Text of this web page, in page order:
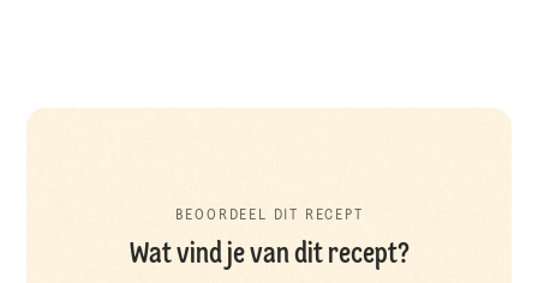
BEOORDEEL DIT RECEPT
Wat vind je van dit recept?